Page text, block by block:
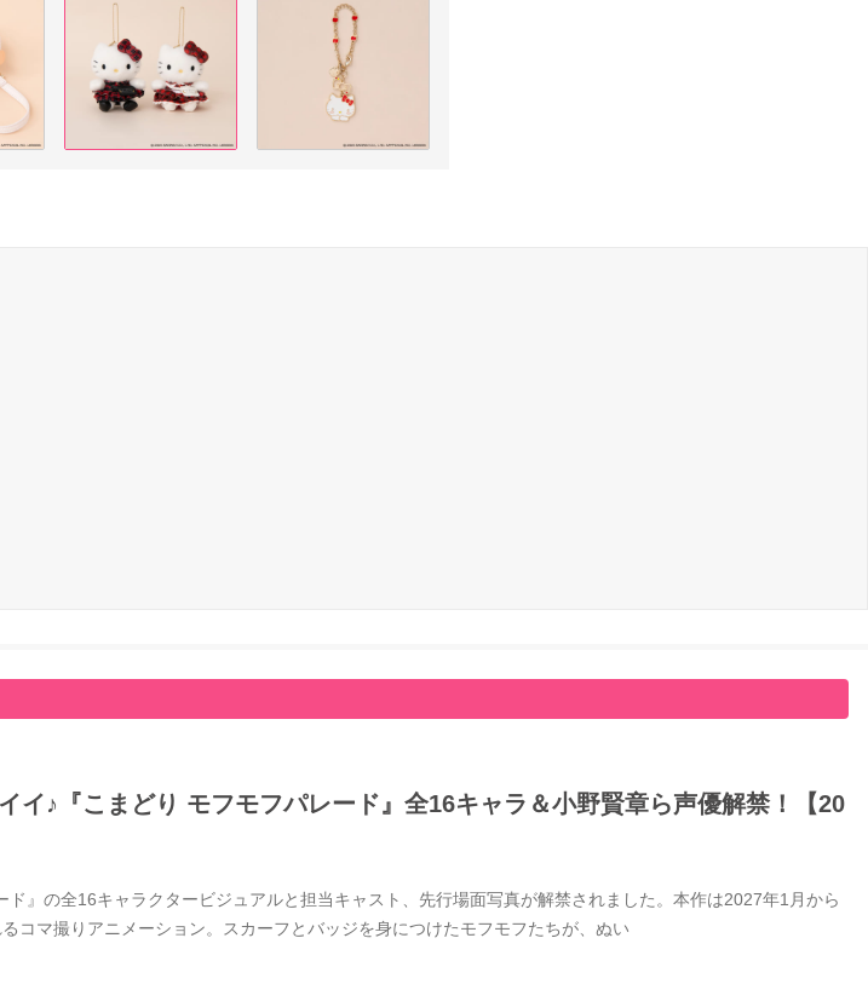
イ♪『こまどり モフモフパレード』全16キャラ＆小野賢章ら声優解禁！【20
ド』の全16キャラクタービジュアルと担当キャスト、先行場面写真が解禁されました。本作は2027年1月から
コマ撮りアニメーション。スカーフとバッジを身につけたモフモフたちが、ぬい